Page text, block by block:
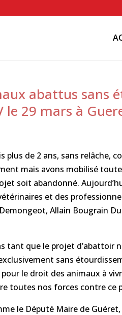
abattus sans
le 29 mars à
plus de 2 ans, sans relâche,
mais avons mobilisé
soit abandonné.
et des
Allain Bougrain
tant que le projet d’abattoir
sans
le droit des animaux à
toutes nos forces contre ce
le Député Maire de